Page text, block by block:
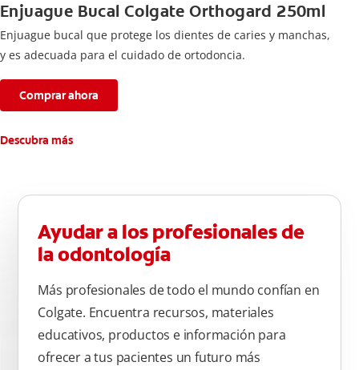
Enjuague Bucal Colgate Orthogard 250ml
Enjuague bucal que protege los dientes de caries y manchas,
y es adecuada para el cuidado de ortodoncia.
Comprar ahora
Descubra más
Ayudar a los profesionales de
la odontología
Más profesionales de todo el mundo confían en
Colgate. Encuentra recursos, materiales
educativos, productos e información para
ofrecer a tus pacientes un futuro más